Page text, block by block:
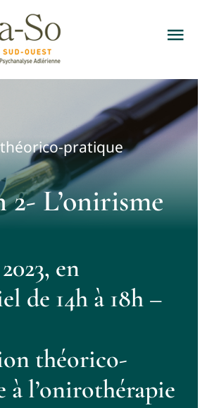
pratique
2- L’onirisme
en
de 14h à 18h –
théorico-
à l’onirothérapie